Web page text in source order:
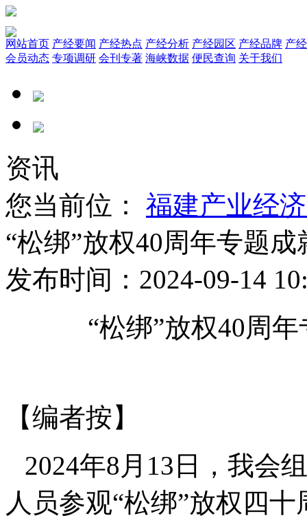
网站首页 产经要闻 产经热点 产经分析 产经园区 产经品牌 产
会员动态 专项调研 会刊专著 海峡数据 便民查询 关于我们
资讯
您当前位： 福建产业经
“松绑”放权40周年专题
发布时间：2024-09-14
“松绑”放权40周
【编者按】
2024年8 月 13 日，我会
人员参观“松绑”放权四